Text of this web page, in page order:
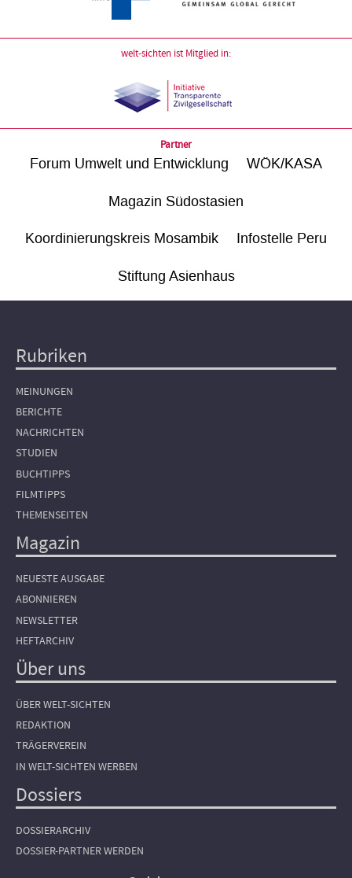
welt-sichten ist Mitglied in:
Partner
Forum Umwelt und Entwicklung WÖK/KASA
Magazin Südostasien
Koordinierungskreis Mosambik Infostelle Peru
Stiftung Asienhaus
Hauptnavigation
Rubriken
MEINUNGEN
BERICHTE
NACHRICHTEN
STUDIEN
BUCHTIPPS
FILMTIPPS
THEMENSEITEN
Magazin
NEUESTE AUSGABE
ABONNIEREN
NEWSLETTER
HEFTARCHIV
Über uns
ÜBER WELT-SICHTEN
REDAKTION
TRÄGERVEREIN
IN WELT-SICHTEN WERBEN
Dossiers
DOSSIERARCHIV
DOSSIER-PARTNER WERDEN